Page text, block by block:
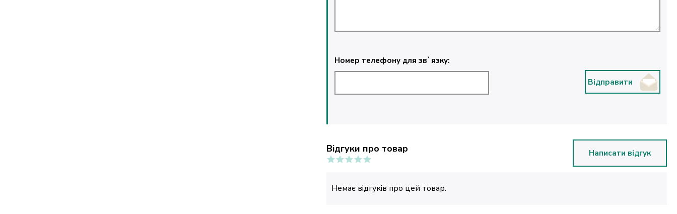
Номер телефону для зв`язку:
Відправити
Відгуки про товар Написати відгук
Немає відгуків про цей товар.